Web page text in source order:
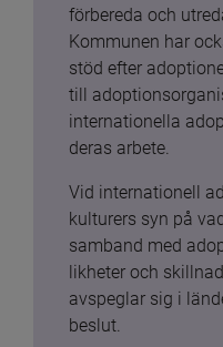
förbereda och
Kommunen har
stöd efter
till
internationella
deras arbete.
Vid internationell
kulturers syn på
samband med
likheter och
avspeglar sig i
beslut.